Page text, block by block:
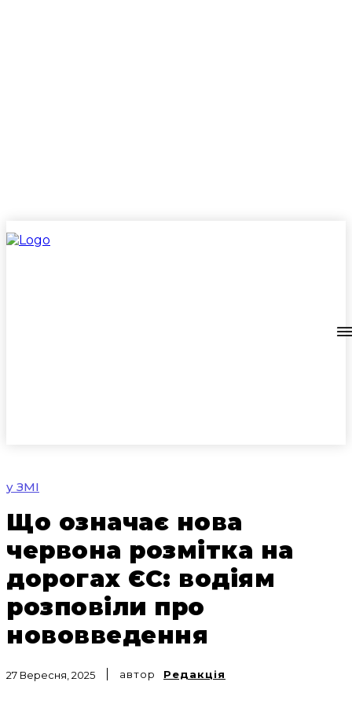
у ЗМІ
Що означає нова
червона розмітка на
дорогах ЄС: водіям
розповіли про
нововведення
27 Вересня, 2025 автор Редакція